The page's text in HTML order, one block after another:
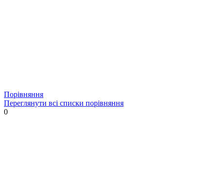
Порівняння
Переглянути всі списки порівняння
0